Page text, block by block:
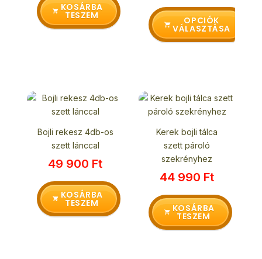
KOSÁRBA
TESZEM OPCIÓK
VÁLASZTÁSA
termékoldalon
választhatók
ki
Bojli rekesz 4db-os
szett lánccal
49 900 Ft
KOSÁRBA
TESZEM
Kerek bojli tálca
szett pároló
szekrényhez
44 990 Ft
KOSÁRBA
TESZEM